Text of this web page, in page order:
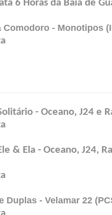
6 Horas da Baia de
Comodoro - Monotipos
- Oceano, J24 e
& Ela - Oceano, J24,
Duplas - Velamar 22